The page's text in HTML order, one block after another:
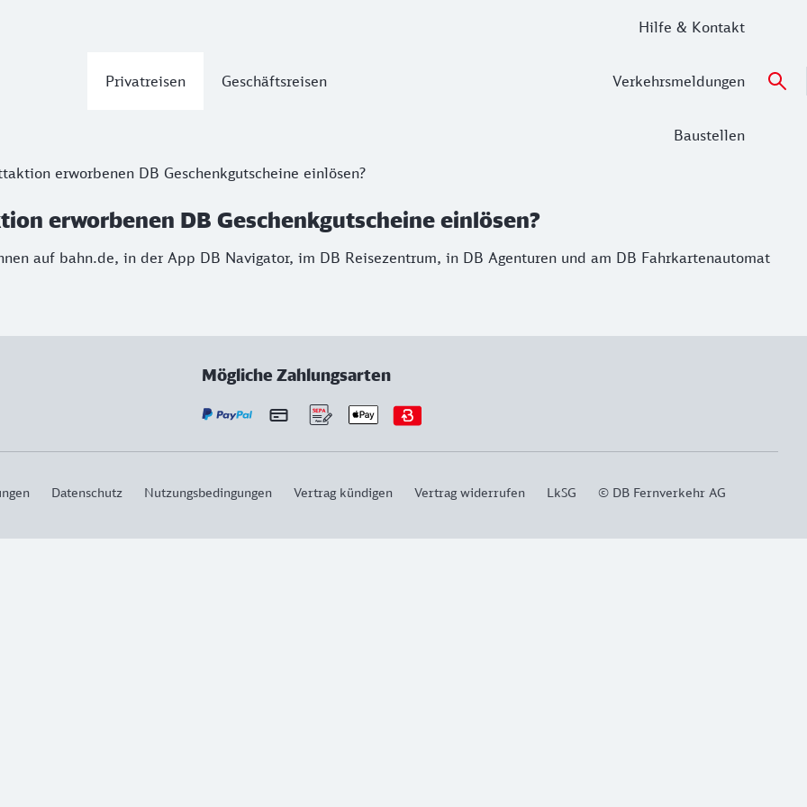
Privatreisen Geschäftsreisen
Hilfe & Kontakt
Verkehrsmeldungen
Baustellen
erworbenen DB Geschenkgutscheine einlösen?
erworbenen DB Geschenkgutscheine einlösen?
auf bahn.de, in der App DB Navigator, im DB Reisezentrum, in DB Agenturen und am DB Fahrkartenautomat
Mögliche Zahlungsarten
Datenschutz Nutzungsbedingungen Vertrag kündigen Vertrag widerrufen LkSG © DB Fernverkehr AG